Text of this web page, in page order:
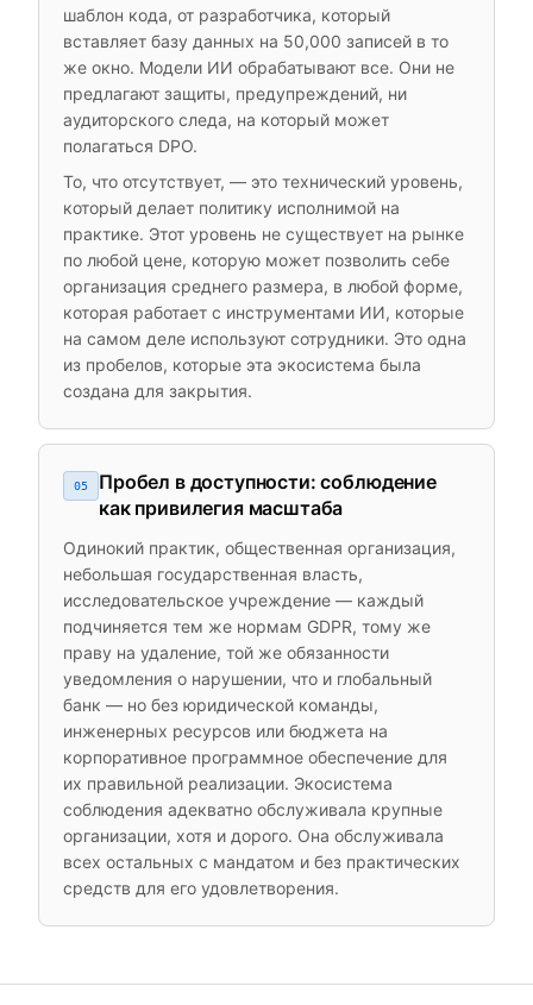
шаблон кода, от разработчика, который
вставляет базу данных на 50,000 записей в то
же окно. Модели ИИ обрабатывают все. Они не
предлагают защиты, предупреждений, ни
аудиторского следа, на который может
полагаться DPO.
То, что отсутствует, — это технический уровень,
который делает политику исполнимой на
практике. Этот уровень не существует на рынке
по любой цене, которую может позволить себе
организация среднего размера, в любой форме,
которая работает с инструментами ИИ, которые
на самом деле используют сотрудники. Это одна
из пробелов, которые эта экосистема была
создана для закрытия.
05
Пробел в доступности: соблюдение
как привилегия масштаба
Одинокий практик, общественная организация,
небольшая государственная власть,
исследовательское учреждение — каждый
подчиняется тем же нормам GDPR, тому же
праву на удаление, той же обязанности
уведомления о нарушении, что и глобальный
банк — но без юридической команды,
инженерных ресурсов или бюджета на
корпоративное программное обеспечение для
их правильной реализации. Экосистема
соблюдения адекватно обслуживала крупные
организации, хотя и дорого. Она обслуживала
всех остальных с мандатом и без практических
средств для его удовлетворения.